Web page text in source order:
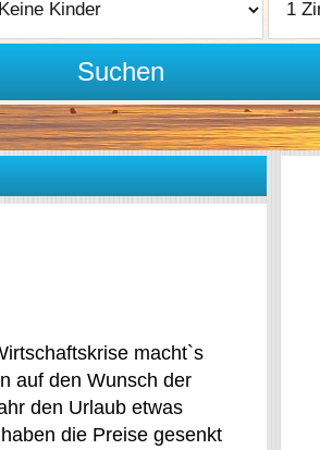
Suchen
macht`s
auf den Wunsch der
den Urlaub etwas
die Preise gesenkt